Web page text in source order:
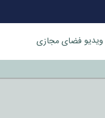
ویدیوفضای مجازی